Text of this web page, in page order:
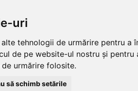
uri
tehnologii de urmărire pentru
de pe website-ul nostru și
urmărire folosite.
să schimb setările